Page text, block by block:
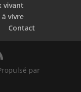
vivant
à vivre
Contact
par